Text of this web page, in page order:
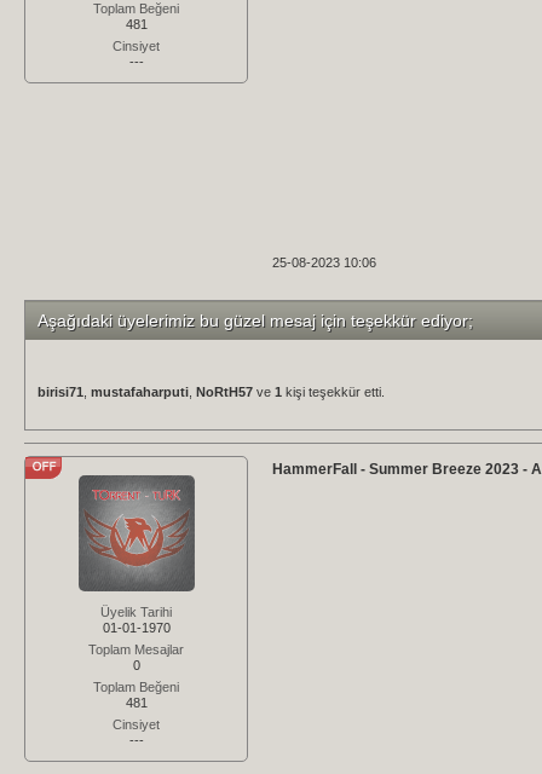
Toplam Beğeni
481
Cinsiyet
---
25-08-2023 10:06
Aşağıdaki üyelerimiz bu güzel mesaj için teşekkür ediyor;
birisi71 mustafaharputi NoRtH57 ve 1 kişi teşekkür etti.
Üyelik Tarihi
01-01-1970
Toplam Mesajlar
0
Toplam Beğeni
481
Cinsiyet
---
HammerFall - Summer Breeze 2023 -